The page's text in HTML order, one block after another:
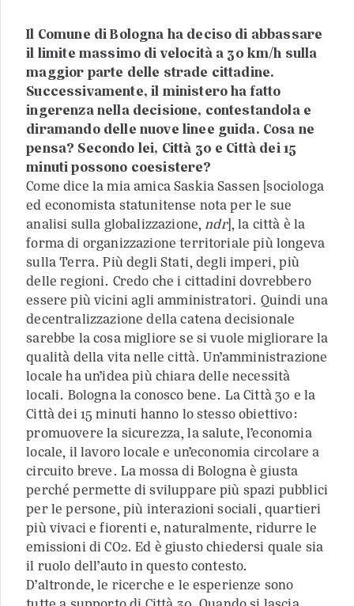
Il Comune di Bologna ha deciso di abbassare
il limite massimo di velocità a 30 km/h sulla
maggior parte delle strade cittadine.
Successivamente, il ministero ha fatto
ingerenza nella decisione, contestandola e
diramando delle nuove linee guida. Cosa ne
pensa? Secondo lei, Città 30 e Città dei 15
minuti possono coesistere?
Come dice la mia amica Saskia Sassen [sociologa
ed economista statunitense nota per le sue
analisi sulla globalizzazione,ndr], la città è la
forma di organizzazione territoriale più longeva
sulla Terra. Più degli Stati, degli imperi, più
delle regioni. Credo che i cittadini dovrebbero
essere più vicini agli amministratori. Quindi una
decentralizzazione della catena decisionale
sarebbe la cosa migliore se si vuole migliorare la
qualità della vita nelle città. Un’amministrazione
locale ha un’idea più chiara delle necessità
locali. Bologna la conosco bene. La Città 30 e la
Città dei 15 minuti hanno lo stesso obiettivo:
promuovere la sicurezza, la salute, l’economia
locale, il lavoro locale e un’economia circolare a
circuito breve. La mossa di Bologna è giusta
perché permette di sviluppare più spazi pubblici
per le persone, più interazioni sociali, quartieri
più vivaci e fiorenti e, naturalmente, ridurre le
emissioni di CO2. Ed è giusto chiedersi quale sia
il ruolo dell’auto in questo contesto.
D’altronde, le ricerche e le esperienze sono